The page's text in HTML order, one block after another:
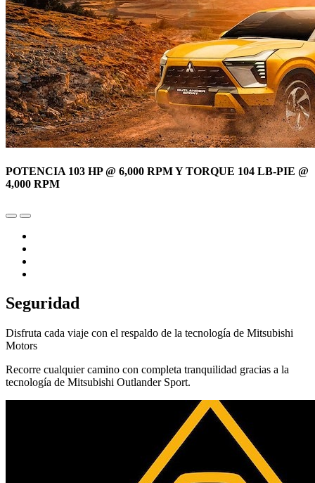
POTENCIA 103 HP @ 6,000 RPM Y TORQUE 104 LB-PIE @
4,000 RPM
Seguridad
Disfruta cada viaje con el respaldo de la tecnología de Mitsubishi
Motors
Recorre cualquier camino con completa tranquilidad gracias a la
tecnología de Mitsubishi Outlander Sport.